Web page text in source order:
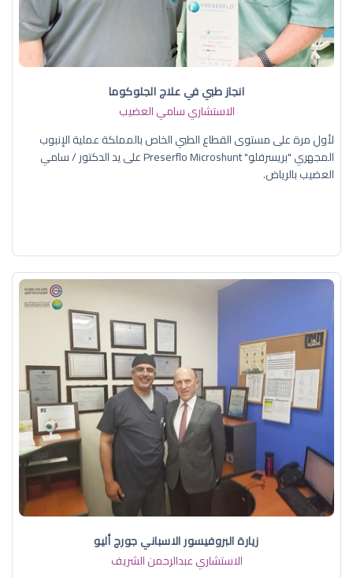
انجاز طبي في علاج الجلوكوما
الاستشاري سامي العضيب
لأول مرة على مستوى القطاع الطبي الخاص بالمملكة عملية الإنبوب
المجهري "بريسرفلو" Preserflo Microshunt على يد الدكتور / سامي
العضيب بالرياض.
زيارة البروفيسور الاسباني جورج أليو
الاستشاري عبدالرحمن الشريف